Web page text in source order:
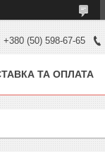
+380 (50) 598-67-65
ТА ОПЛАТА